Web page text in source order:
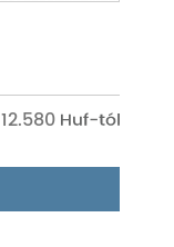
12.580